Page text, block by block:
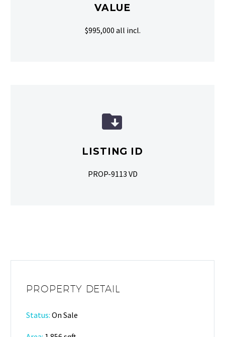
VALUE
$995,000 all incl.


LISTING ID
PROP-9113 VD
PROPERTY DETAIL
Status: On Sale